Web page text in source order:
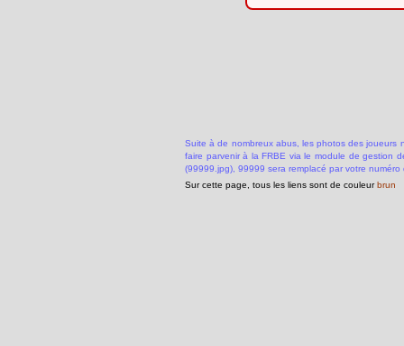
Suite à de nombreux abus, les photos des joueurs
faire parvenir à la FRBE via le module de gestion
(99999.jpg), 99999 sera remplacé par votre numéro
Sur cette page, tous les liens sont de couleurbrun